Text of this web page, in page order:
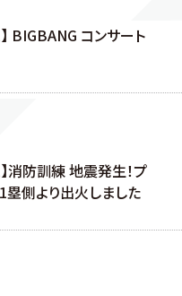
BIGBANG コンサート
消防訓練 地震発生！プ
塁側より出火しました